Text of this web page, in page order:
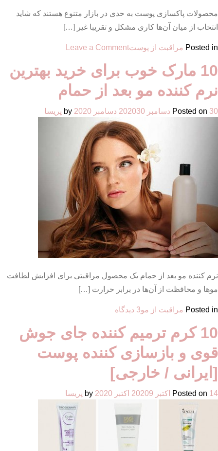
محصولات پاکسازی پوست به حدی در بازار متنوع هستند که شاید
انتخاب از میان آن‌ها کاری مشکل و تقریبا غیر […]
Posted in مراقبت از پوستLeave a Comment
سرم
آب
کننده
10 مارک خوب برای خرید بهترین
نرم کننده مو بعد از حمام
Posted on 30 دسامبر 2020 30 دسامبر 2020 پریسا
نرم کننده مو بعد از حمام یک محصول مراقبتی برای افزایش لطافت
موها و محافظت از آن‌ها در برابر حرارت […]
Posted in مراقبت از مو3 دیدگاه
مارک
خوب
برای
خرید
بهترین
نرم
10 کرم ترمیم کننده جای جوش
قوی و بازسازی کننده پوست
[ایرانی / خارجی]
Posted on 14 اکتبر 2020 9 اکتبر 2020 پریسا